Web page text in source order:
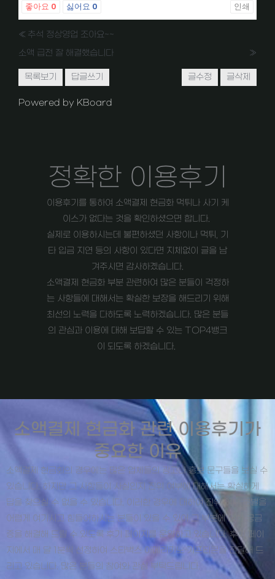
좋아요 0 싫어요 0 인쇄
« 추석 정상영업 조아요~~
소액 급전 잘 해결했습니다
»
목록보기 답글쓰기 글수정 글삭제
Powered by KBoard
정확한 이용후기
이용후기를 통하여 소액결제 현금화 먹튀나 사기 케
이스가 없다는 것을 확인하셨으면 합니다.
실제로 이용하시는데 불편하셨던 사항이나 먹튀, 기
타 입금 지연 등의 사항이 있다면 지체없이 글을 남
겨주시면 감사하곘습니다.
소액결제 현금화 부분 관련하여 많은 분들이 걱정하
는 사항들에 대해서는 확실한 보장을 해드리기 위해
최선의 노력을 다하도록 노력하겠습니다. 많은 분들
의 관심과 이용에 대해 보답할 수 있는 TOP4뱅크
이 되도록 하겠습니다.
소액결제 현금화 관련 이용후기가
중요한 이유
소액결제 현금화의 경우에는 많은 업체들의 광고나 홍보 문구들을 보실 수
있습니다. 하지만 그 사항들이 사실인지 진위 여부에 대해서는 확실하게
답을 찾으실 수 없을 수 있습니다. 이러한 경우에 대하여 진위 여부 분별을
어렵게 여기시고 힘들어하시는 분들이 있을 수 있어 그 부분에 대한 궁금
증을 해결해 드릴 수 있도록 후기 페이지를 운영하고 있습니다. 후기 페이
지에서 매 달 1분씩 선정하여 스타벅스 아메리카노 기프티콘을 전달해 드
리고 있습니다. 많은 분들의 참여와 관심 부탁드립니다.